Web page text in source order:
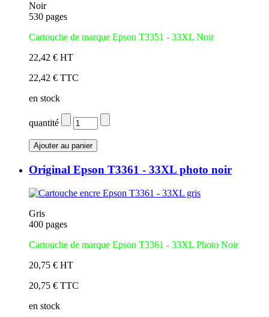
Noir
530 pages
Cartouche de marque Epson T3351 - 33XL Noir
22,42 € HT
22,42 € TTC
en stock
quantité
Original Epson T3361 - 33XL photo noir
Gris
400 pages
Cartouche de marque Epson T3361 - 33XL Photo Noir
20,75 € HT
20,75 € TTC
en stock